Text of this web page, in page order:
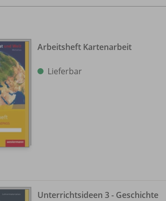
Arbeitsheft Kartenarbeit
Lieferbar
Unterrichtsideen 3 - Geschichte